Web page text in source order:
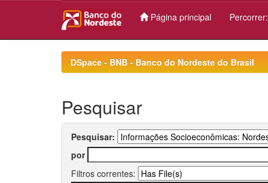
Página principal Percorrer:
DSpace - BNB - Banco do Nordeste do Brasil
Pesquisar
Pesquisar:
por
Filtros correntes: